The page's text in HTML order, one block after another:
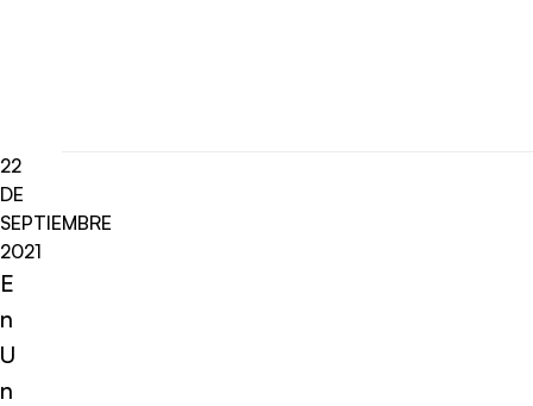
22
DE
SEPTIEMBRE
2021
E
n
U
n